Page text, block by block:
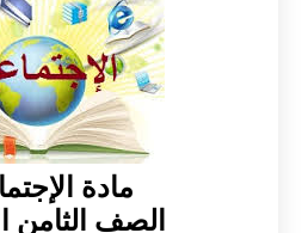
مادة
الصف الثامن